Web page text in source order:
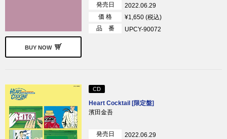
BUY NOW
発売日
2022.06.29
価 格
¥1,650 (税込)
品 番
UPCY-90072
CD
Heart Cocktail [限定盤]
濱田金吾
発売日
2022.06.29